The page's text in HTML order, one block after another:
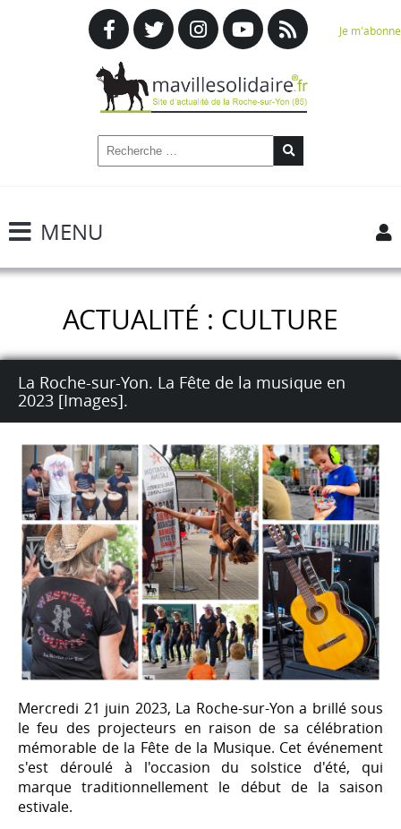
Je m'abonne
MENU
ACTUALITÉ : CULTURE
La Roche-sur-Yon. La Fête de la musique en
2023 [Images].
Mercredi 21 juin 2023, La Roche-sur-Yon a brillé sous
le feu des projecteurs en raison de sa célébration
mémorable de la Fête de la Musique. Cet événement
s'est déroulé à l'occasion du solstice d'été, qui
marque traditionnellement le début de la saison
estivale.